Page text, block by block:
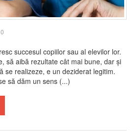
0
succesul copiilor sau al elevilor lor.
să aibă rezultate cât mai bune, dar și
se realizeze, e un deziderat legitim.
să dăm un sens (...)